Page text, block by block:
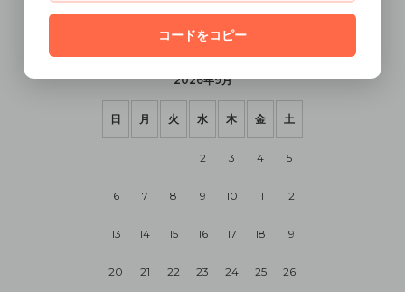
2026年9月
日 月 火 水 木 金 土
1 2 3 4 5
6 7 8 9 10 11 12
13 14 15 16 17 18 19
20 21 22 23 24 25 26
コードをコピー